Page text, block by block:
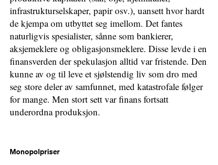
infrastrukturselskaper, papir osv.), uansett hvor hardt
de kjempa om utbyttet seg imellom. Det fantes
naturligvis spesialister, sånne som bankierer,
aksjemeklere og obligasjonsmeklere. Disse levde i en
finansverden der spekulasjon alltid var fristende. Den
kunne av og til leve et sjølstendig liv som dro med
seg store deler av samfunnet, med katastrofale følger
for mange. Men stort sett var finans fortsatt
underordna produksjon.
Monopolpriser